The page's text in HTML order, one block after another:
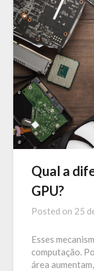
Qual a
GPU?
Posted on 25
Esses
computação.
área